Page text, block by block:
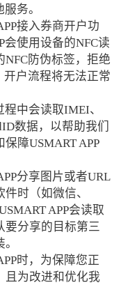
务。
接入券商开户功
会使用设备的NFC读
防伪标签，拒绝
开户流程将无法正常
程中会读取IMEI、
数据，以帮助我们
障USMART APP
分享图片或者URL
时（如微信、
APP会读取
要分享的目标第三
时，为保障您正
且为改进和优化我